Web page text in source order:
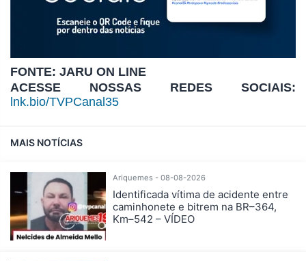
FONTE: JARU ON LINE
ACESSE NOSSAS REDES SOCIAIS:
lnk.bio/TVPCanal35
MAIS NOTÍCIAS
Ariquemes - 08-08-2026
Identificada vítima de acidente entre
caminhonete e bitrem na BR–364,
Km–542 – VÍDEO